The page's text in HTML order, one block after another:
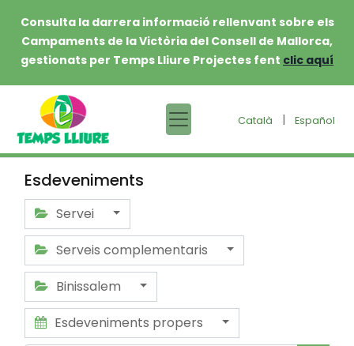
Consulta la darrera informació rellenvant sobre els
Campaments de la Victòria del Consell de Mallorca,
gestionats per Temps Lliure Projectes fent clic aquí
Català | Español
Esdeveniments
Servei
Serveis complementaris
Binissalem
Esdeveniments propers